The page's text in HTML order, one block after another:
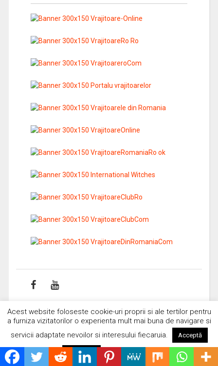
Insolit
Extratereştrii se joacă cu spaţiu-
Acest website foloseste cookie-uri proprii si ale tertilor pentru
a furniza vizitatorilor o experienta mult mai buna de navigare si
servicii adaptate nevoilor si interesului fiecaruia.
Acceptă
Respinge Citește mai mult